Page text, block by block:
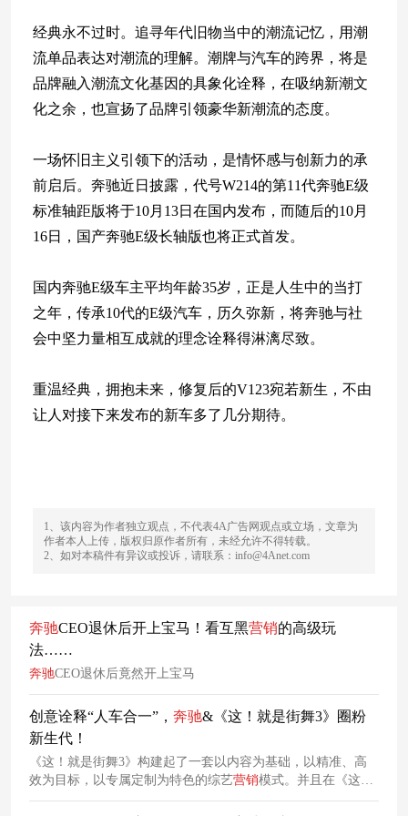
经典永不过时。追寻年代旧物当中的潮流记忆，用潮
流单品表达对潮流的理解。潮牌与汽车的跨界，将是
品牌融入潮流文化基因的具象化诠释，在吸纳新潮文
化之余，也宣扬了品牌引领豪华新潮流的态度。
一场怀旧主义引领下的活动，是情怀感与创新力的承
前启后。奔驰近日披露，代号W214的第11代奔驰E级
标准轴距版将于10月13日在国内发布，而随后的10月
16日，国产奔驰E级长轴版也将正式首发。
国内奔驰E级车主平均年龄35岁，正是人生中的当打
之年，传承10代的E级汽车，历久弥新，将奔驰与社
会中坚力量相互成就的理念诠释得淋漓尽致。
重温经典，拥抱未来，修复后的V123宛若新生，不由
让人对接下来发布的新车多了几分期待。
1、该内容为作者独立观点，不代表4A广告网观点或立场，文章为
作者本人上传，版权归原作者所有，未经允许不得转载。
2、如对本稿件有异议或投诉，请联系：info@4Anet.com
奔驰CEO退休后开上宝马！看互黑营销的高级玩
法……
奔驰CEO退休后竟然开上宝马
创意诠释“人车合一”， 奔驰&《这！就是街舞3》圈粉
新生代！
《这！就是街舞3》构建起了一套以内容为基础，以精准、高
效为目标，以专属定制为特色的综艺营销模式。并且在《这！
就是街舞3》携手豪车品牌奔驰打造的综艺营销案例中，得到